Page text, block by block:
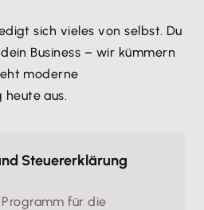
sich vieles von selbst. Du
Business – wir kümmern
moderne
aus.
Steuererklärung
für die